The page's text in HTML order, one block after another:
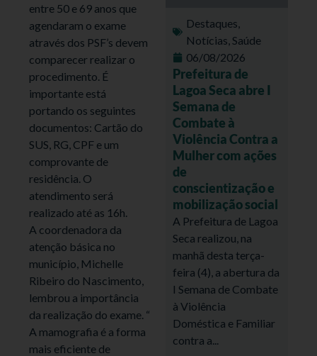
entre 50 e 69 anos que
agendaram o exame
através dos PSF’s devem
comparecer realizar o
procedimento. É
importante está
portando os seguintes
documentos: Cartão do
SUS, RG, CPF e um
comprovante de
residência. O
atendimento será
realizado até as 16h.
A coordenadora da
atenção básica no
município, Michelle
Ribeiro do Nascimento,
lembrou a importância
da realização do exame. “
A mamografia é a forma
mais eficiente de
Destaques,
Notícias,Saúde
06/08/2026
Prefeitura de
Lagoa Seca abre I
Semana de
Combate à
Violência Contra a
Mulher com ações
de
conscientização e
mobilização social
A Prefeitura de Lagoa
Seca realizou, na
manhã desta terça-
feira (4), a abertura da
I Semana de Combate
à Violência
Doméstica e Familiar
contra a...